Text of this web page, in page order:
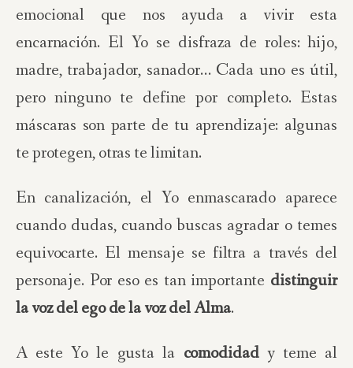
emocional que nos ayuda a vivir esta
encarnación. El Yo se disfraza de roles: hijo,
madre, trabajador, sanador… Cada uno es útil,
pero ninguno te define por completo. Estas
máscaras son parte de tu aprendizaje: algunas
te protegen, otras te limitan.
En canalización, el Yo enmascarado aparece
cuando dudas, cuando buscas agradar o temes
equivocarte. El mensaje se filtra a través del
personaje. Por eso es tan importante distinguir
la voz del ego de la voz del Alma.
A este Yo le gusta la comodidady teme al